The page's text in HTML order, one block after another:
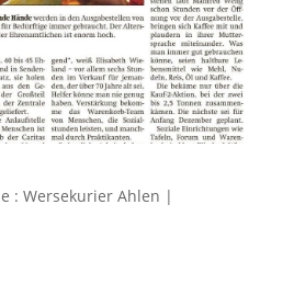
: Wersekurier Ahlen |